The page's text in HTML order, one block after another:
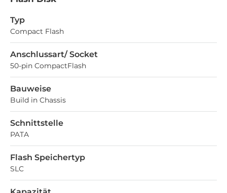
Typ
Compact Flash
Anschlussart/ Socket
50-pin CompactFlash
Bauweise
Build in Chassis
Schnittstelle
PATA
Flash Speichertyp
SLC